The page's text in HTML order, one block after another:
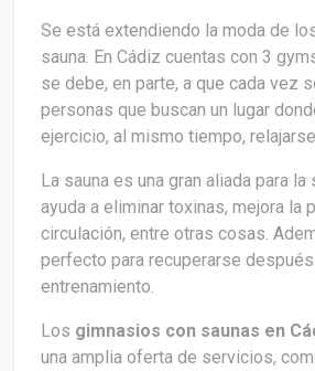
Se está extendiendo la moda de
sauna. En Cádiz cuentas con 3
se debe, en parte, a que cada vez
personas que buscan un lugar
ejercicio, al mismo tiempo,
La sauna es una gran aliada para la
ayuda a eliminar toxinas, mejora la
circulación, entre otras cosas.
perfecto para recuperarse
entrenamiento.
Los gimnasios con saunas en
una amplia oferta de servicios,